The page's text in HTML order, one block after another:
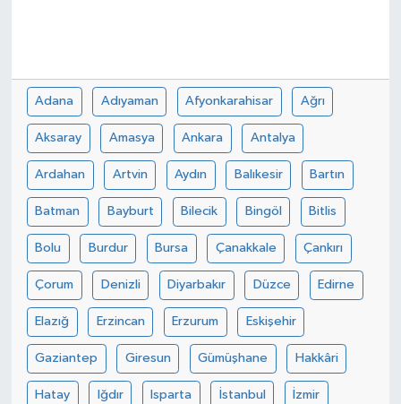
Adana Adıyaman Afyonkarahisar Ağrı
Aksaray Amasya Ankara Antalya
Ardahan Artvin Aydın Balıkesir Bartın
Batman Bayburt Bilecik Bingöl Bitlis
Bolu Burdur Bursa Çanakkale Çankırı
Çorum Denizli Diyarbakır Düzce Edirne
Elazığ Erzincan Erzurum Eskişehir
Gaziantep Giresun Gümüşhane Hakkâri
Hatay Iğdır Isparta İstanbul İzmir